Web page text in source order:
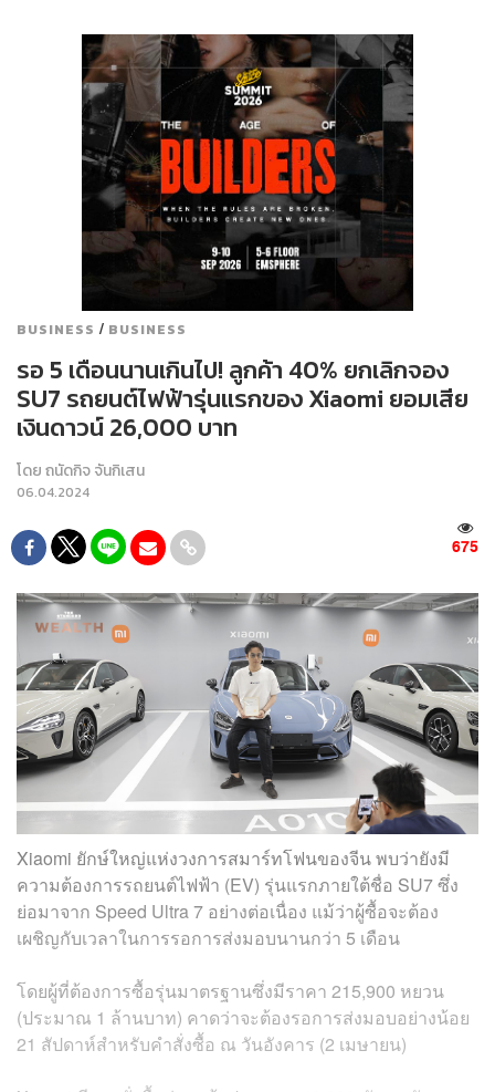
BUSINESS / BUSINESS
รอ 5 เดือนนานเกินไป! ลูกค้า 40% ยกเลิกจอง
SU7 รถยนต์ไฟฟ้ารุ่นแรกของ Xiaomi ยอมเสีย
เงินดาวน์ 26,000 บาท
โดยถนัดกิจ จันกิเสน
06.04.2024
675
Xiaomi ยักษ์ใหญ่แห่งวงการสมาร์ทโฟนของจีน พบว่ายังมี
ความต้องการรถยนต์ไฟฟ้า (EV) รุ่นแรกภายใต้ชื่อ SU7 ซึ่ง
ย่อมาจาก Speed Ultra 7 อย่างต่อเนื่อง แม้ว่าผู้ซื้อจะต้อง
เผชิญกับเวลาในการรอการส่งมอบนานกว่า 5 เดือน
โดยผู้ที่ต้องการซื้อรุ่นมาตรฐานซึ่งมีราคา 215,900 หยวน
(ประมาณ 1 ล้านบาท) คาดว่าจะต้องรอการส่งมอบอย่างน้อย
21 สัปดาห์สำหรับคำสั่งซื้อ ณ วันอังคาร (2 เมษายน)